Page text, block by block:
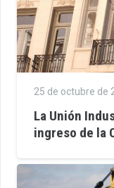
25 de octubre de
La Unión
ingreso de la